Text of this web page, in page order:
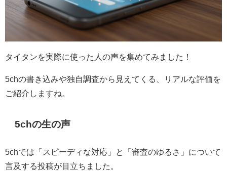
タイタンを実際に使った人の声を集めてみました！
5chの書き込みや独自調査から見えてくる、リアルな評価を
ご紹介しますね。
5chの生の声
5chでは「スピーディな対応」と「審査のゆるさ」について
言及する投稿が目立ちました。